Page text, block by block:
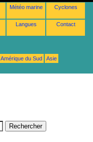
Météo marine Cyclones
Langues Contact
Amérique du Sud
Asie